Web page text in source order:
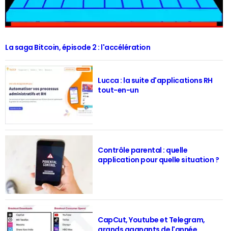
La saga Bitcoin, épisode 2 : l'accélération
Lucca : la suite d'applications RH
tout-en-un
Contrôle parental : quelle
application pour quelle situation ?
CapCut, Youtube et Telegram,
grands gagnants de l'année